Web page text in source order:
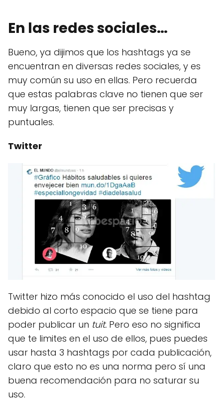
En las redes sociales…
Bueno, ya dijimos que los hashtags ya se
encuentran en diversas redes sociales, y es
muy común su uso en ellas. Pero recuerda
que estas palabras clave no tienen que ser
muy largas, tienen que ser precisas y
puntuales.
Twitter
Twitter hizo más conocido el uso del hashtag
debido al corto espacio que se tiene para
poder publicar un tuit. Pero eso no significa
que te limites en el uso de ellos, pues puedes
usar hasta 3 hashtags por cada publicación,
claro que esto no es una norma pero sí una
buena recomendación para no saturar su
uso.